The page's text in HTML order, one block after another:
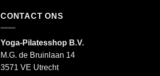
heeft
Deze
optie
kan
CONTACT ONS
Yoga-Pilatesshop B.V.
M.G. de Bruinlaan 14
3571 VE Utrecht